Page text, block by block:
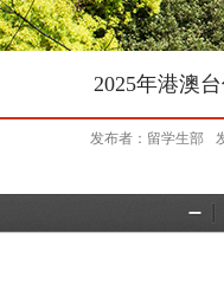
2025年港澳
发布者：留学生部